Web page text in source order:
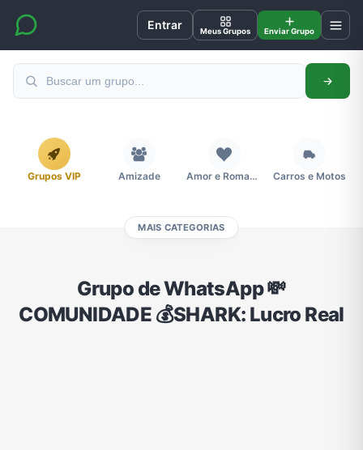
Entrar Meus Grupos Enviar Grupo
Grupos VIP Amizade Amor e Romance Carros e Motos
Divulgação Educação Esportes
MAIS CATEGORIAS
Grupo de WhatsApp 💸
COMUNIDADE 💰SHARK: Lucro Real